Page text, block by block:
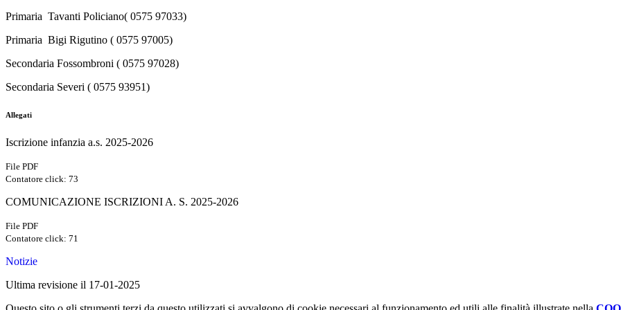
Primaria Tavanti Policiano( 0575 97033)
Primaria Bigi Rigutino ( 0575 97005)
Secondaria Fossombroni ( 0575 97028)
Secondaria Severi ( 0575 93951)
Allegati
Iscrizione infanzia a.s. 2025-2026
File PDF
Contatore click: 73
COMUNICAZIONE ISCRIZIONI A. S. 2025-2026
File PDF
Contatore click: 71
Notizie
Ultima revisione il 17-01-2025